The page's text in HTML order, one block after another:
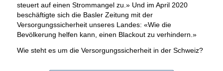
steuert auf einen Strommangel zu.» Und im April 2020
beschäftigte sich die Basler Zeitung mit der
Versorgungssicherheit unseres Landes: «Wie die
Bevölkerung helfen kann, einen Blackout zu verhindern.»
Wie steht es um die Versorgungssicherheit in der Schweiz?